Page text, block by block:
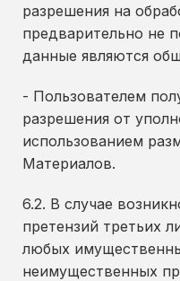
разрешения на
предварительно не
данные являются
- Пользователем
разрешения от
использованием
Материалов.
6.2. В случае
претензий третьих
любых
неимущественных